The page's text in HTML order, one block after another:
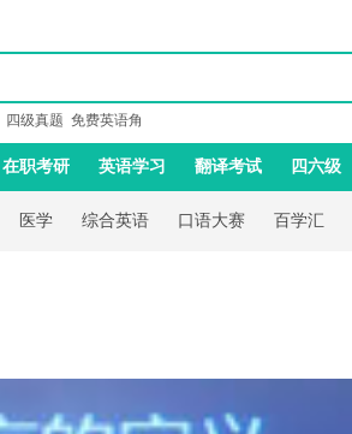
四级真题 免费英语角
在职考研 英语学习 翻译考试 四六级
医学 综合英语 口语大赛 百学汇